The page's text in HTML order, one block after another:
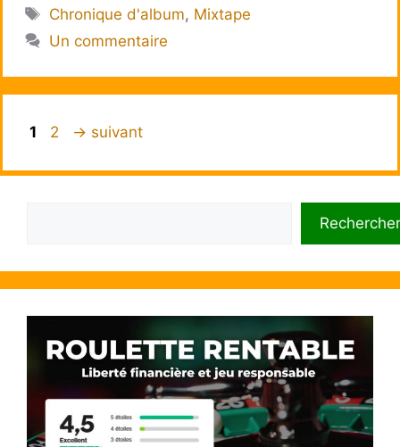
Étiquettes
Chronique d'album, Mixtape
Un commentaire
Page
1 Page
2 → suivant
Rechercher